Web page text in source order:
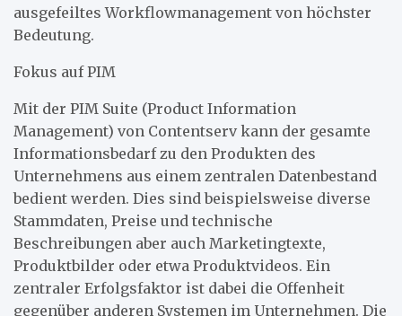
ausgefeiltes Workflowmanagement von höchster
Bedeutung.
Fokus auf PIM
Mit der PIM Suite (Product Information
Management) von Contentserv kann der gesamte
Informationsbedarf zu den Produkten des
Unternehmens aus einem zentralen Datenbestand
bedient werden. Dies sind beispielsweise diverse
Stammdaten, Preise und technische
Beschreibungen aber auch Marketingtexte,
Produktbilder oder etwa Produktvideos. Ein
zentraler Erfolgsfaktor ist dabei die Offenheit
gegenüber anderen Systemen im Unternehmen. Die